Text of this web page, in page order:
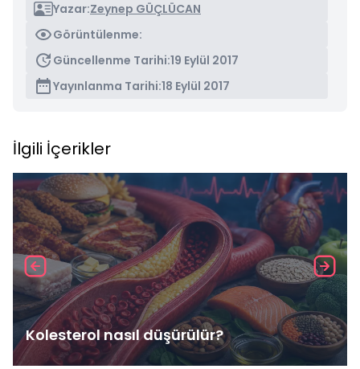
Yazar:Zeynep GÜÇLÜCAN
Görüntülenme:
Güncellenme Tarihi:19 Eylül 2017
Yayınlanma Tarihi:18 Eylül 2017
İlgili İçerikler
Kolesterol nasıl düşürülür?